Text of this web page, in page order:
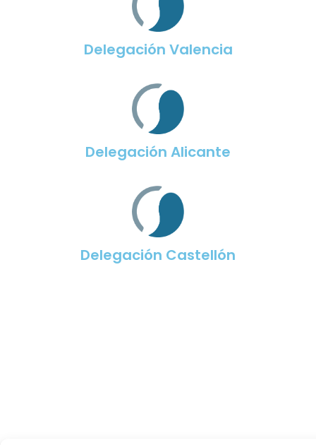
Delegación Valencia
Delegación Alicante
Delegación Castellón